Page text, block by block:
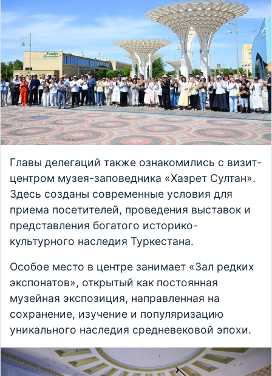
Главы делегаций также ознакомились с визит-
центром музея-заповедника «Хазрет Султан».
Здесь созданы современные условия для
приема посетителей, проведения выставок и
представления богатого историко-
культурного наследия Туркестана.
Особое место в центре занимает «Зал редких
экспонатов», открытый как постоянная
музейная экспозиция, направленная на
сохранение, изучение и популяризацию
уникального наследия средневековой эпохи.